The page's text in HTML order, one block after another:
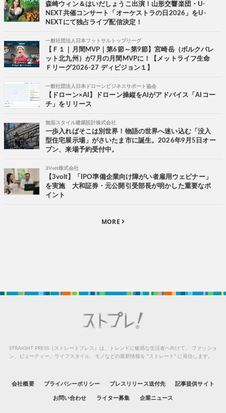
森崎ウィン＆はいだしょうこ出演！山形交響楽団・U-
NEXT共催コンサート「オーケストラの日2026」をU-
NEXTにて独占ライブ配信決定！
一般社団法人日本フットサルトップリーグ
【Ｆ１｜月間MVP｜第6節～第9節】宮崎岳（ボルクバレ
ット北九州）が7月の月間MVPに！【メットライフ生命
Ｆリーグ2026-27 ディビジョン１】
一般社団法人日本ドローンビジネスサポート協会
【ドローン×AI】ドローン操縦をAIがアドバイス「AIコー
チ」をリリース
無垢スタイル建築設計株式会社
一歩入ればそこは別世界！物語の世界へ迷い込む「没入
型住宅展示場」がさいたま市に誕生。2026年9月5日オー
プン、来場予約受付中。
3Volt株式会社
【3volt】「IPO準備企業向け障がい者雇用ウェビナー」
を実施 大和証券・元公開引受部長が明かした重要なポ
イント
MORE
STRAIGHT PRESS（ストレートプレス）は、トレンドに敏感な生活者へ向けて、
ファッショ
ン、ビューティー、ライフスタイル、モノなどの最新情報を “ストレート” に発信します。
会社概要 プライバシーポリシー プレスリリース送付先 記事提供サイト
お問い合わせ ライター募集 企業ニュース